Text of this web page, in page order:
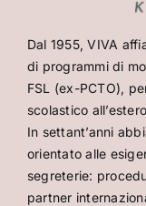
Dal 1955, VIVA
di programmi di
FSL (ex-PCTO),
scolastico
In settant’anni
orientato alle
segreterie:
partner